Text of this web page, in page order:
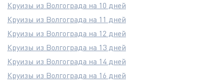
Круизы из Волгограда на 10 дней
Круизы из Волгограда на 11 дней
Круизы из Волгограда на 12 дней
Круизы из Волгограда на 13 дней
Круизы из Волгограда на 14 дней
Круизы из Волгограда на 16 дней